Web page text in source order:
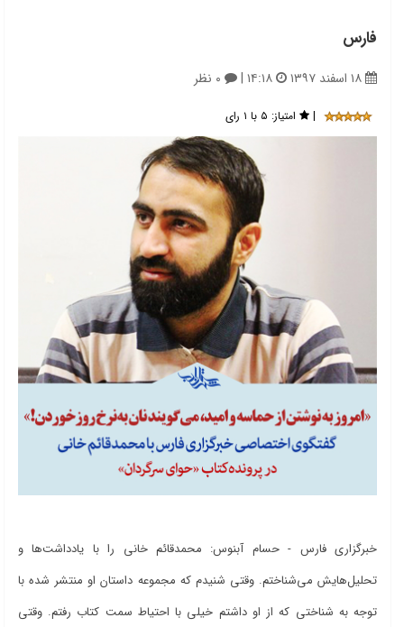
فارس
۱۸ اسفند ۱۳۹۷ ۱۴:۱۸ | ۰ نظر
| امتیاز: ۵ با ۱ رای
خبرگزاری فارس - حسام آبنوس: محمدقائم خانی را با یادداشت‌ها و
تحلیل‌هایش می‌شناختم. وقتی شنیدم که مجموعه داستان او منتشر شده با
توجه به شناختی که از او داشتم خیلی با احتیاط سمت کتاب رفتم. وقتی